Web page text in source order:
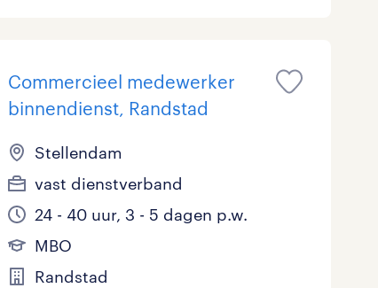
Commercieel medewerker
binnendienst, Randstad
Stellendam
vast dienstverband
24 - 40 uur, 3 - 5 dagen p.w.
MBO
Randstad